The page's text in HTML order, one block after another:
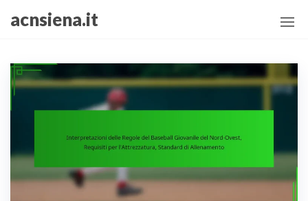
content
acnsiena.it